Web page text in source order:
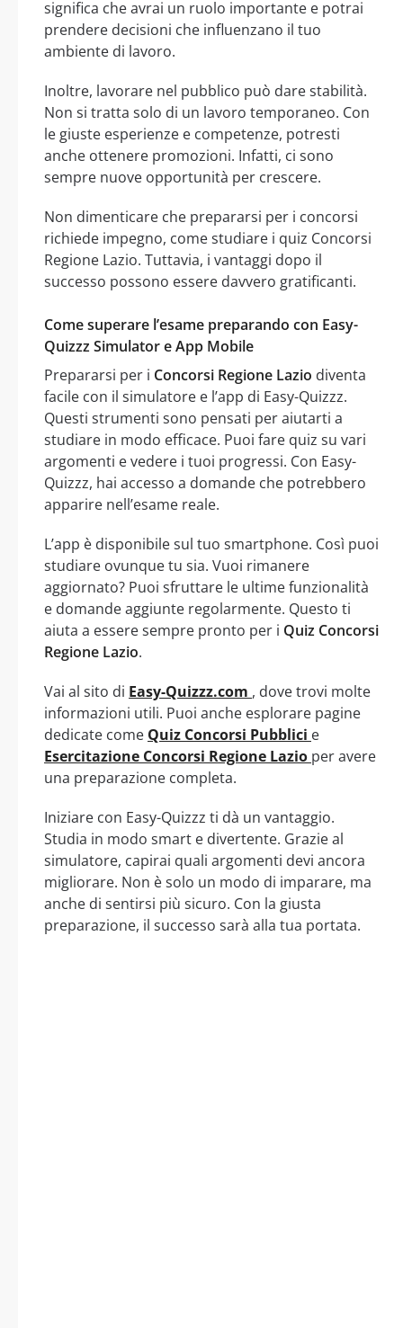
significa che avrai un ruolo importante e potrai
prendere decisioni che influenzano il tuo
ambiente di lavoro.
Inoltre, lavorare nel pubblico può dare stabilità.
Non si tratta solo di un lavoro temporaneo. Con
le giuste esperienze e competenze, potresti
anche ottenere promozioni. Infatti, ci sono
sempre nuove opportunità per crescere.
Non dimenticare che prepararsi per i concorsi
richiede impegno, come studiare i quiz Concorsi
Regione Lazio. Tuttavia, i vantaggi dopo il
successo possono essere davvero gratificanti.
Come superare l’esame preparando con Easy-
Quizzz Simulator e App Mobile
Prepararsi per i Concorsi Regione Lazio diventa
facile con il simulatore e l’app di Easy-Quizzz.
Questi strumenti sono pensati per aiutarti a
studiare in modo efficace. Puoi fare quiz su vari
argomenti e vedere i tuoi progressi. Con Easy-
Quizzz, hai accesso a domande che potrebbero
apparire nell’esame reale.
L’app è disponibile sul tuo smartphone. Così puoi
studiare ovunque tu sia. Vuoi rimanere
aggiornato? Puoi sfruttare le ultime funzionalità
e domande aggiunte regolarmente. Questo ti
aiuta a essere sempre pronto per i Quiz Concorsi
Regione Lazio.
Vai al sito di Easy-Quizzz.com , dove trovi molte
informazioni utili. Puoi anche esplorare pagine
dedicate come Quiz Concorsi Pubblici e
Esercitazione Concorsi Regione Lazio per avere
una preparazione completa.
Iniziare con Easy-Quizzz ti dà un vantaggio.
Studia in modo smart e divertente. Grazie al
simulatore, capirai quali argomenti devi ancora
migliorare. Non è solo un modo di imparare, ma
anche di sentirsi più sicuro. Con la giusta
preparazione, il successo sarà alla tua portata.